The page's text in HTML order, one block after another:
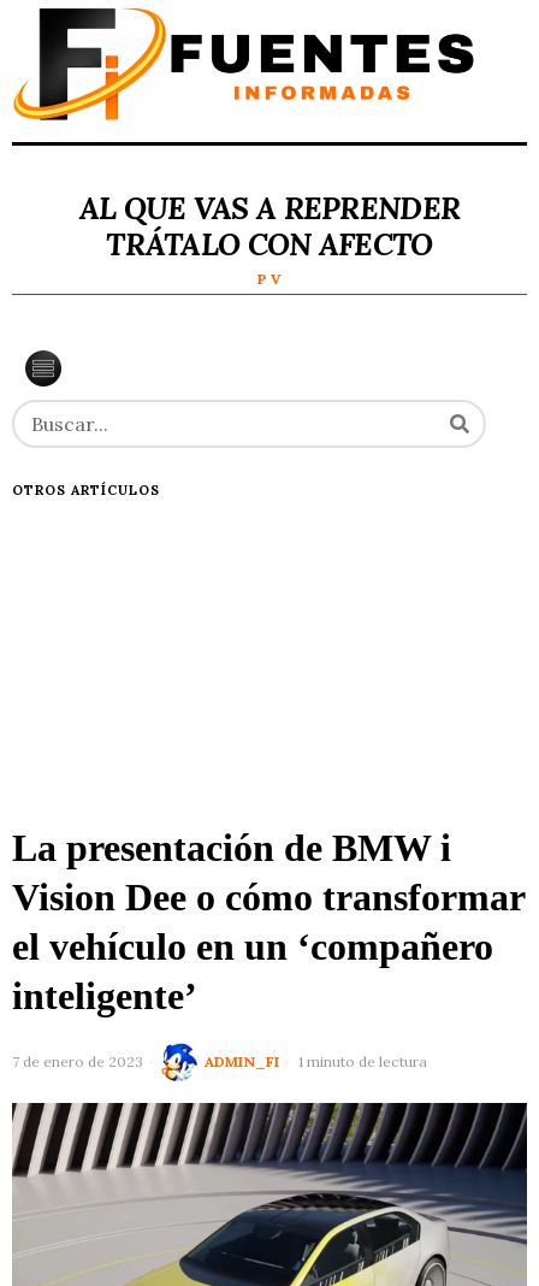
AL QUE VAS A REPRENDER
TRÁTALO CON AFECTO
P V
OTROS ARTÍCULOS
La presentación de BMW i
Vision Dee o cómo transformar
el vehículo en un ‘compañero
inteligente’
7 de enero de 2023 ADMIN_FI 1 minuto de lectura